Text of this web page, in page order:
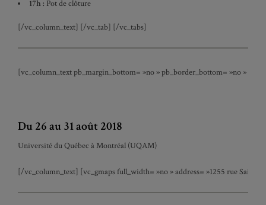
17h : Pot de clôture
[/vc_column_text] [/vc_tab] [/vc_tabs]
[vc_column_text pb_margin_bottom= »no » pb_border_bottom= »no »
Du 26 au 31 août 2018
Université du Québec à Montréal (UQAM)
[/vc_column_text] [vc_gmaps full_width= »no » address= »1255 rue Saint-